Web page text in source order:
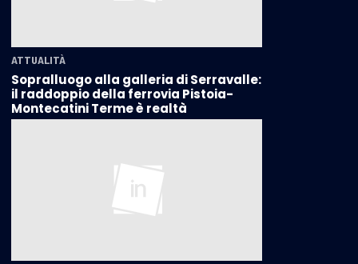
ATTUALITÀ
Sopralluogo alla galleria di Serravalle:
il raddoppio della ferrovia Pistoia-
Montecatini Terme è realtà